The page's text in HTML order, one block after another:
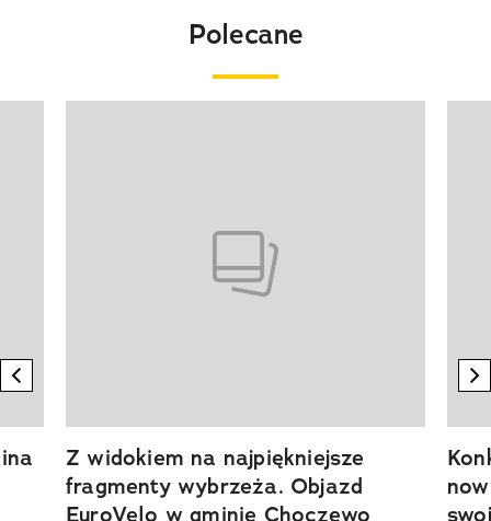
Polecane
previous element
Z widokiem na najpiękniejsze
fragmenty wybrzeża. Objazd
EuroVelo w gminie Choczewo